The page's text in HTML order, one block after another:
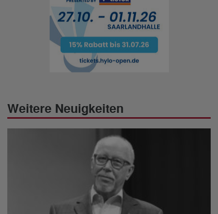
Weitere Neuigkeiten